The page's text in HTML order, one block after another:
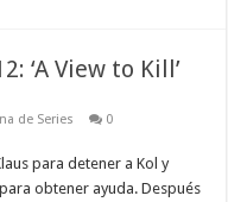
‘A View to Kill’
de Series 0
para detener a Kol y
obtener ayuda. Después